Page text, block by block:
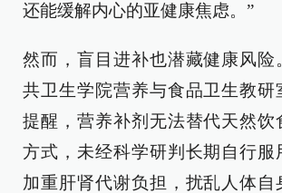
还能缓解内心的亚健康焦虑。”
然而，盲目进补也潜藏健康风险
共卫生学院营养与食品卫生教研
提醒，营养补剂无法替代天然饮
方式，未经科学研判长期自行服
加重肝肾代谢负担，扰乱人体自